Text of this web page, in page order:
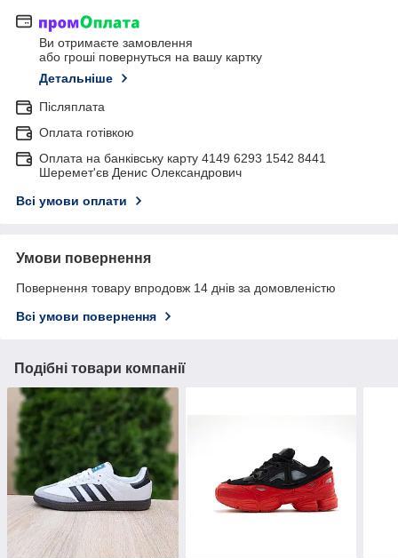
Ви отримаєте замовлення
або гроші повернуться на вашу картку
Детальніше
Післяплата
Оплата готівкою
Оплата на банківську карту 4149 6293 1542 8441
Шеремет'єв Денис Олександрович
Всі умови оплати
Умови повернення
Повернення товару впродовж 14 днів за домовленістю
Всі умови повернення
Подібні товари компанії